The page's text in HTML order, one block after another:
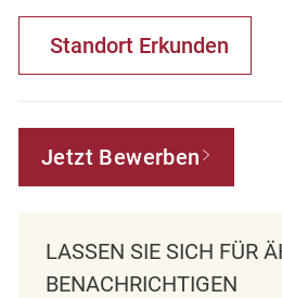
Standort Erkunden
Jetzt Bewerben
LASSEN SIE SICH FÜR
BENACHRICHTIGEN